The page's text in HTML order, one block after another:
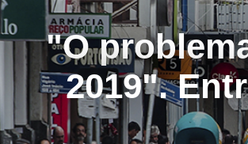
"O
2019".